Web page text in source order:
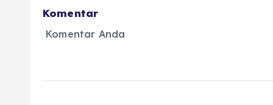
Komentar
Komentar Anda